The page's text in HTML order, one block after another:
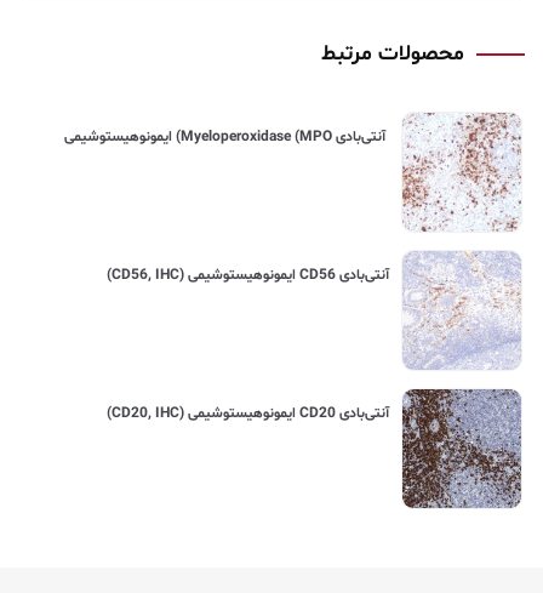
محصولات مرتبط
آنتی‌بادی Myeloperoxidase (MPO) ایمونوهیستوشیمی
آنتی‌بادی CD56 ایمونوهیستوشیمی (CD56, IHC)
آنتی‌بادی CD20 ایمونوهیستوشیمی (CD20, IHC)